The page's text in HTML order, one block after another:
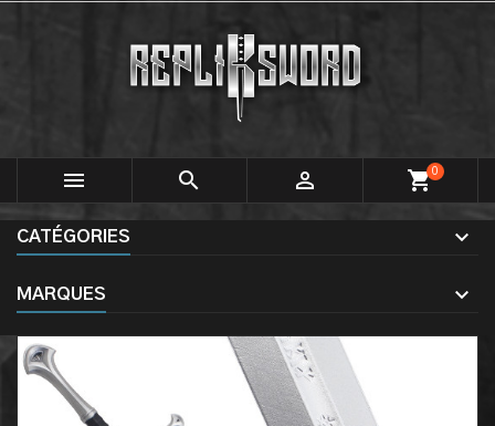
   shopping_cart0
CATÉGORIES
MARQUES